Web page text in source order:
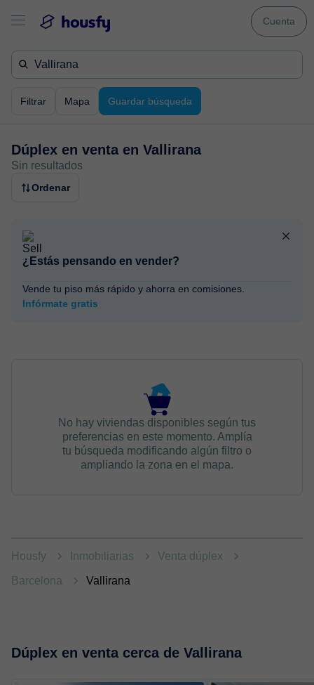
Cuenta
Filtrar Mapa Guardar búsqueda
Dúplex en venta en Vallirana
Sin resultados
Ordenar
¿Estás pensando en vender?
Vende tu piso más rápido y ahorra en comisiones.
Infórmate gratis
No hay viviendas disponibles según tus
preferencias en este momento. Amplía
tu búsqueda modificando algún filtro o
ampliando la zona en el mapa.
Housfy Inmobiliarias Venta dúplex
Barcelona Vallirana
Dúplex en venta cerca de Vallirana